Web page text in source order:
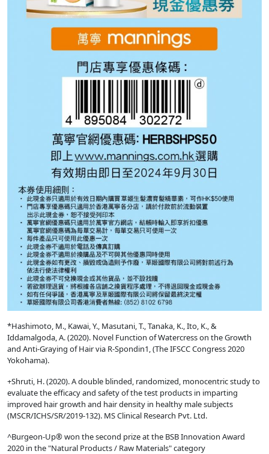
*Hashimoto, M., Kawai, Y., Masutani, T., Tanaka, K., Ito, K., &
Iddamalgoda, A. (2020). Novel Function of Watercress on the Growth
and Anti-Graying of Hair via R-Spondin1, (The IFSCC Congress 2020
Yokohama).
+Shruti, H. (2020). A double blinded, randomized, monocentric study to
evaluate the efficacy and safety of the test products in imparting
improved hair growth and hair density in healthy male subjects
(MSCR/ICHS/SR/2019-132). MS Clinical Research Pvt. Ltd.
^Burgeon-Up® won the second prize at the BSB Innovation Award
2020 in the "Natural Products / Raw Materials" category